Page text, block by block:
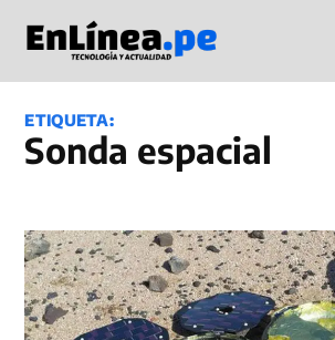
contenido
en Línea
ETIQUETA:
sonda espacial